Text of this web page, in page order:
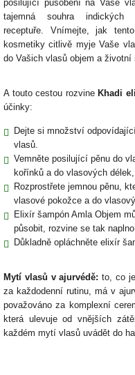
posilující působení na Vaše
tajemná souhra
receptuře. Vnímejte, jak
kosmetiky citlivě myje Vaše
do Vašich vlasů objem a životní
A touto cestou rozvine Khadi
účinky:
Dejte si množství
vlasů.
Vemněte posilující pěnu do
kořínků a do vlasových
Rozprostřete jemnou pěnu,
vlasové pokožce a do
Elixír šampón Amla Objem
působit, rozvine se tak
Důkladně opláchněte elixír
Mytí vlasů v ajurvédě: to, co
za každodenní rutinu, má v
považováno za komplexní
která ulevuje od vnějších
každém mytí vlasů uvádět do